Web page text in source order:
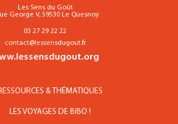
Les Sens du Goût
George V, 59530 Le Quesnoy
03 27 29 22 22
contact@lessensdugout.fr
& THÉMATIQUES
LES VOYAGES DE BIBO !